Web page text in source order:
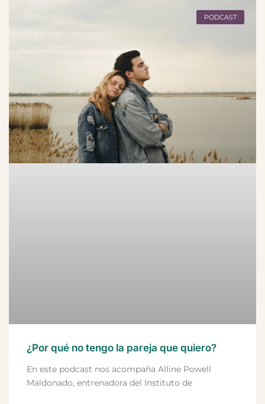
PODCAST
¿Por qué no tengo la pareja que quiero?
En este podcast nos acompaña Alline Powell
Maldonado, entrenadora del Instituto de